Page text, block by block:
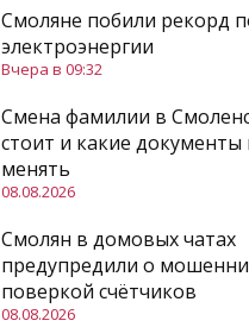
Смоляне побили рекорд
электроэнергии
Вчера в 09:32
Смена фамилии в
стоит и какие документы
менять
08.08.2026
Смолян в домовых чатах
предупредили о
поверкой счётчиков
08.08.2026